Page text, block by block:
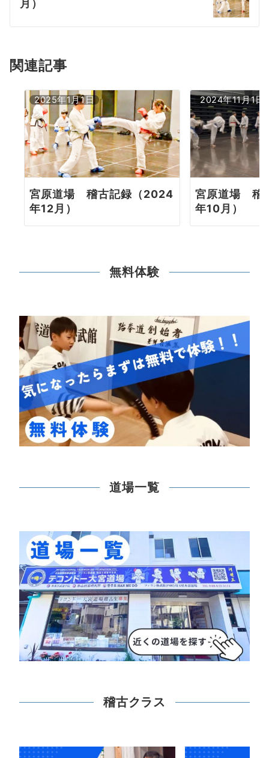
ョ
ン
月）
関連記事
2025年1月1日
宮原道場 稽古記録（2024
年12月）
2024年11月1日
宮原道場 稽
年10月）
無料体験
道場一覧
稽古クラス